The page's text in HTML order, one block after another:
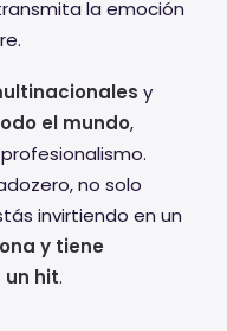
la emoción
y
el mundo,
no solo
invirtiendo en un
y tiene
un hit.